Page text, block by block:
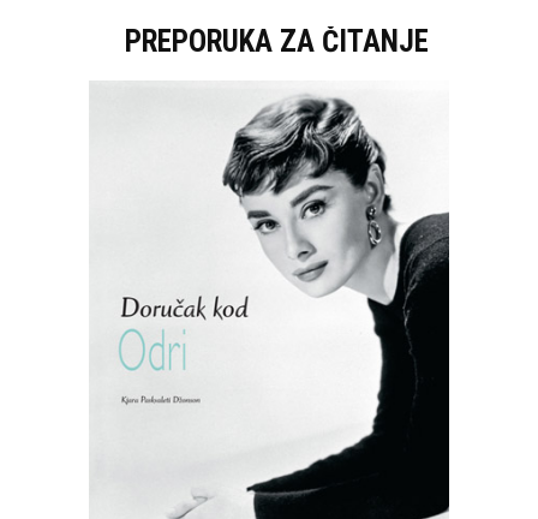
PREPORUKA ZA ČITANJE